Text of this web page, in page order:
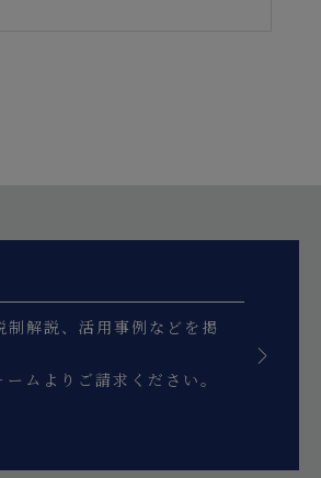
制解説、活用事例などを掲
ムよりご請求ください。